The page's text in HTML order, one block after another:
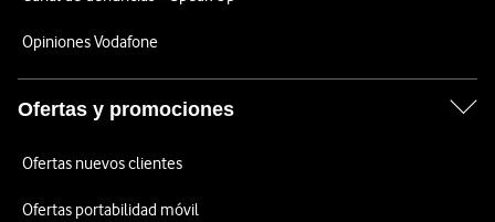
Opiniones Vodafone
Ofertas y promociones
Ofertas nuevos clientes
Ofertas portabilidad móvil